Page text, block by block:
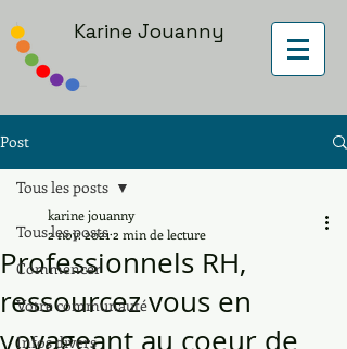
Karine Jouanny
Post
Tous les posts
Commencer
Votre communauté
Infos divers
Tous les posts
Professionnels RH,
ressourcez vous en
voyageant au coeur de
karine jouanny
2 nov. 2021 2 min de lecture